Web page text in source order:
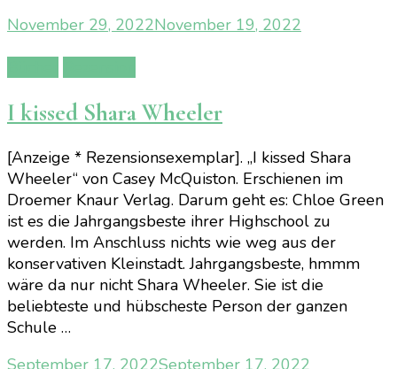
November 29, 2022November 19, 2022
I kissed Shara Wheeler
[Anzeige * Rezensionsexemplar]. „I kissed Shara
Wheeler“ von Casey McQuiston. Erschienen im
Droemer Knaur Verlag. Darum geht es: Chloe Green
ist es die Jahrgangsbeste ihrer Highschool zu
werden. Im Anschluss nichts wie weg aus der
konservativen Kleinstadt. Jahrgangsbeste, hmmm
wäre da nur nicht Shara Wheeler. Sie ist die
beliebteste und hübscheste Person der ganzen
Schule …